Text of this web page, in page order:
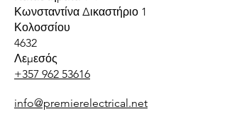
Κωνσταντίνα Δικαστήριο 1
Κολοσσίου
4632
Λεμεσός
+357 962 53616
info@premierelectrical.net